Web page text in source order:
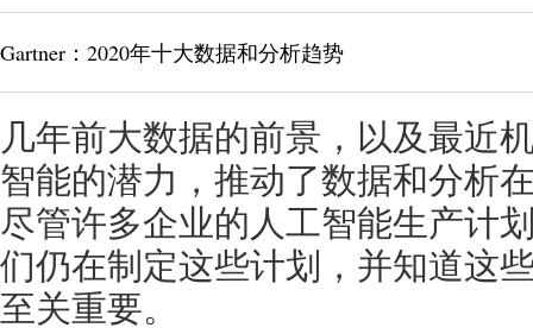
Gartner：2020年十大数据和分析趋势
几年前大数据的前景，以及最近
智能的潜力，推动了数据和分析
尽管许多企业的人工智能生产计
们仍在制定这些计划，并知道这
至关重要。